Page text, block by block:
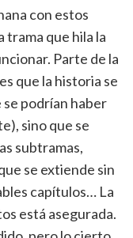
con estos
trama que hila la
Parte de la
que la historia se
se podrían haber
sino que se
subtramas,
se extiende sin
capítulos… La
está asegurada.